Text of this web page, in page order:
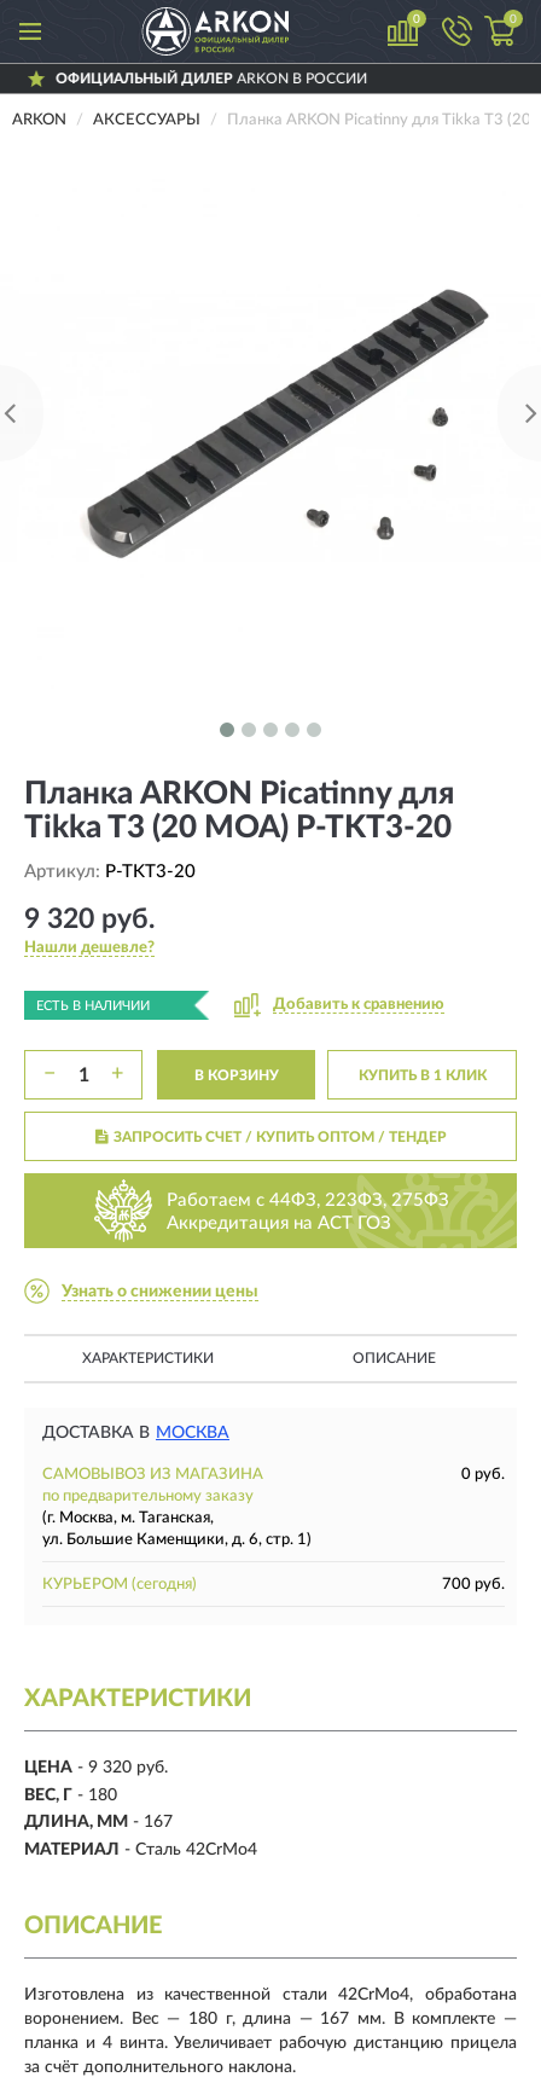
0 0
ДИЛЕРARKON В РОССИИ
ARKON АКСЕССУАРЫ Планка ARKON Picatinny для Tikka T3 (20
Планка ARKON Picatinny для
Tikka T3 (20 MOA) P-TKT3-20
Артикул: P-TKT3-20
9 320 руб.
Нашли дешевле?
ЕСТЬ В НАЛИЧИИ Добавить к сравнению
− + В КОРЗИНУ КУПИТЬ В 1 КЛИК
ЗАПРОСИТЬ СЧЕТ / КУПИТЬ ОПТОМ/ ТЕНДЕР
Работаем с 44ФЗ, 223ФЗ, 275ФЗ
Аккредитация на АСТ ГОЗ
Узнать о снижении цены
ХАРАКТЕРИСТИКИ ОПИСАНИЕ
ДОСТАВКА В МОСКВА
САМОВЫВОЗ ИЗ МАГАЗИНА
0 руб.
по предварительному заказу
(г. Москва, м. Таганская,
ул. Большие Каменщики, д. 6, стр. 1)
КУРЬЕРОМ (сегодня) 700 руб.
ХАРАКТЕРИСТИКИ
ЦЕНА - 9 320 руб.
ВЕС, Г - 180
ДЛИНА, ММ - 167
МАТЕРИАЛ - Сталь 42CrMo4
ОПИСАНИЕ
Изготовлена из качественной стали 42CrMo4, обработана
воронением. Вес — 180 г, длина — 167 мм. В комплекте —
планка и 4 винта. Увеличивает рабочую дистанцию прицела
за счёт дополнительного наклона.